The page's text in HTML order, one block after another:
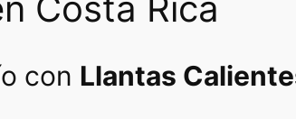
con Llantas